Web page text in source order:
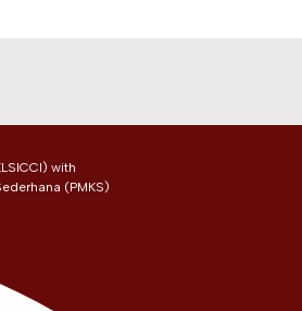
with
(PMKS)